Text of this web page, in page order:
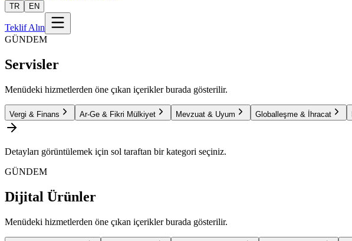
TR EN
Teklif Alın
GÜNDEM
Servisler
Menüdeki hizmetlerden öne çıkan içerikler burada gösterilir.
Vergi & Finans Ar-Ge & Fikri Mülkiyet Mevzuat & Uyum Globalleşme & İhracat
Detayları görüntülemek için sol taraftan bir kategori seçiniz.
GÜNDEM
Dijital Ürünler
Menüdeki hizmetlerden öne çıkan içerikler burada gösterilir.